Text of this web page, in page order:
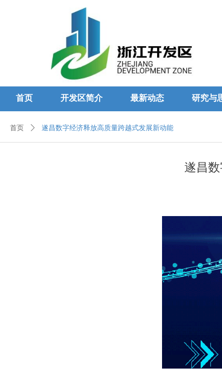
首页 开发区简介 最新动态 研究与
遂昌
首页 ꄲ 遂昌数字经济释放高质量跨越式发展新动能